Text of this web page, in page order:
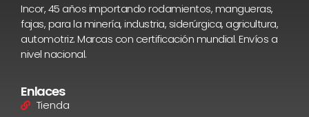
Incor, 45 años importando rodamientos, mangueras,
fajas, para la minería, industria, siderúrgica, agricultura,
automotriz. Marcas con certificación mundial. Envíos a
nivel nacional.
Enlaces
Tienda